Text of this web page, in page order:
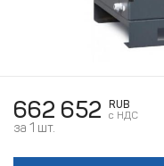
662 652
RUB
c НДС
за 1 шт.